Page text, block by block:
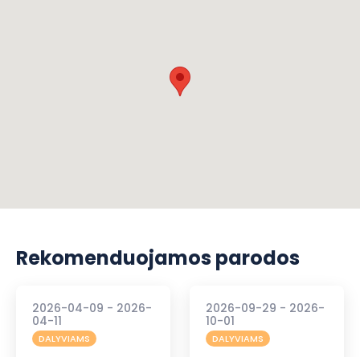
Rekomenduojamos parodos
2026-04-09 - 2026-
04-11
DALYVIAMS
2026-09-29 - 2026-
10-01
DALYVIAMS